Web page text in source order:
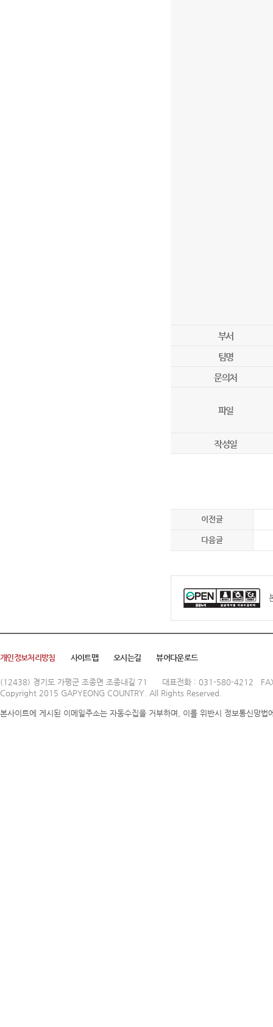
부서
팀명
문의처
파일
작성일
이전글
다음글
개인정보처리방침 사이트맵 오시는길 뷰어다운로드
(12438) 경기도 가평군 조종면 조종내길 71
대표전화 : 031-580-4212
Copyright 2015 GAPYEONG COUNTRY. All Rights Reserved.
본사이트에 게시된 이메일주소는 자동수집을 거부하며, 이를 위반시 정보통신망법